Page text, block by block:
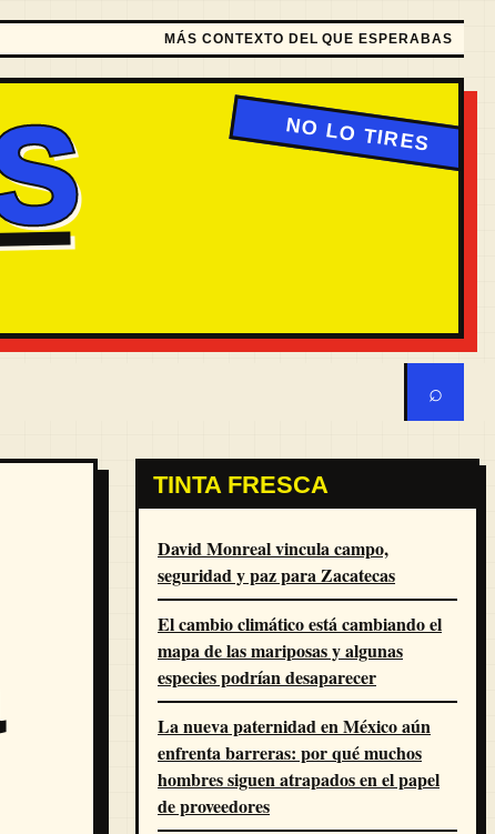
MÁS CONTEXTO DEL QUE ESPERABAS
⌕
TINTA FRESCA
David Monreal vincula campo,
seguridad y paz para Zacatecas
El cambio climático está cambiando el
mapa de las mariposas y algunas
especies podrían desaparecer
La nueva paternidad en México aún
enfrenta barreras: por qué muchos
hombres siguen atrapados en el papel
de proveedores